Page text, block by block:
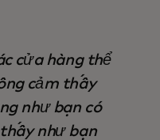
cửa hàng thể
cảm thấy
như bạn có
như bạn